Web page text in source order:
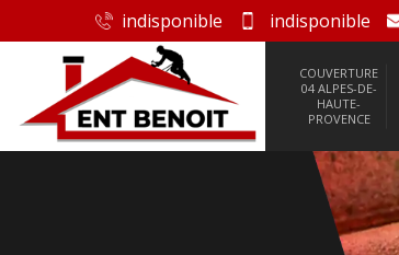
indisponible indisponible
COUVERTURE
04 ALPES-DE-
HAUTE-
PROVENCE